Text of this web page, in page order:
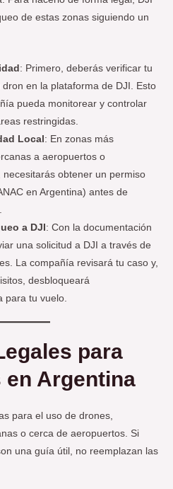
de estas zonas siguiendo un
: Primero, deberás verificar tu
en la plataforma de DJI. Esto
pueda monitorear y controlar
restringidas.
Local : En zonas más
a aeropuertos o
necesitarás obtener un permiso
en Argentina) antes de
a DJI : Con la documentación
una solicitud a DJI a través de
La compañía revisará tu caso y,
desbloqueará
para tu vuelo.
para
en Argentina
para el uso de drones,
o cerca de aeropuertos. Si
una guía útil, no reemplazan las